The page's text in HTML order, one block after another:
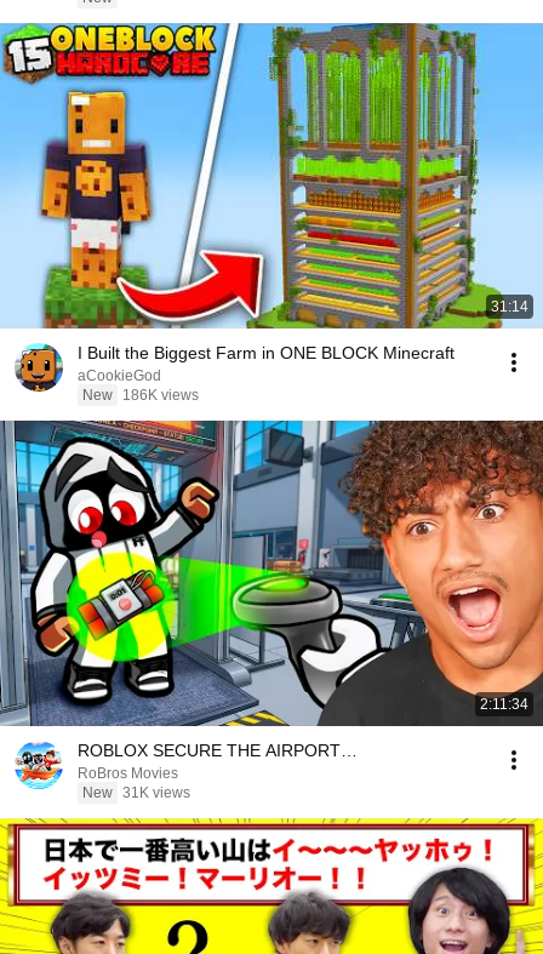
31:14
I Built the Biggest Farm in ONE BLOCK Minecraft
aCookieGod
New
186K views
2:11:34
ROBLOX SECURE THE AIRPORT…
RoBros Movies
New 31K views